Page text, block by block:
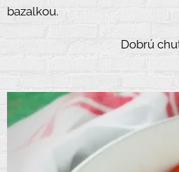
bazalkou.
Dobrú